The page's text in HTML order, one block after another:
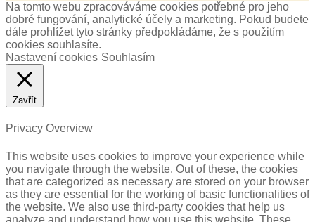
Na tomto webu zpracováváme cookies potřebné pro jeho
dobré fungování, analytické účely a marketing. Pokud budete
dále prohlížet tyto stránky předpokládáme, že s použitím
cookies souhlasíte.
Nastavení cookies Souhlasím
Zavřít
Privacy Overview
This website uses cookies to improve your experience while
you navigate through the website. Out of these, the cookies
that are categorized as necessary are stored on your browser
as they are essential for the working of basic functionalities of
the website. We also use third-party cookies that help us
analyze and understand how you use this website. These